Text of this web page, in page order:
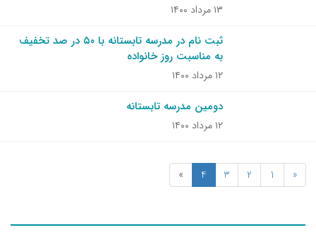
۱۳ مرداد ۱۴۰۰
ثبت نام در مدرسه تابستانه با ۵۰ در صد تخفیف
به‌ مناسبت روز خانواده
۱۲ مرداد ۱۴۰۰
دومین مدرسه تابستانه
۱۲ مرداد ۱۴۰۰
«
1
2
3
4
»